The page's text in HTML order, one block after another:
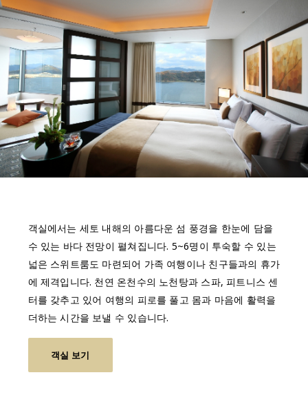
객실에서는 세토 내해의 아름다운 섬 풍경을 한눈에 담을
수 있는 바다 전망이 펼쳐집니다. 5~6명이 투숙할 수 있는
넓은 스위트룸도 마련되어 가족 여행이나 친구들과의 휴가
에 제격입니다. 천연 온천수의 노천탕과 스파, 피트니스 센
터를 갖추고 있어 여행의 피로를 풀고 몸과 마음에 활력을
더하는 시간을 보낼 수 있습니다.
객실 보기